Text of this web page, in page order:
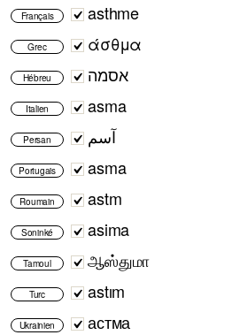
Français asthme
Grec άσθμα
Hébreu אסמה
Italien asma
Persan آسم
Portugais asma
Roumain astm
Soninké asima
Tamoul ஆஸ்துமா
Turc astım
Ukrainien астма